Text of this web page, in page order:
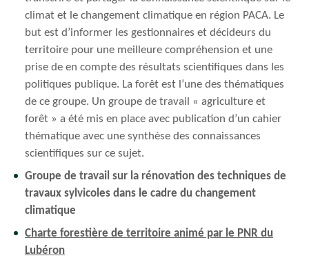
climat et le changement climatique en région PACA. Le
but est d’informer les gestionnaires et décideurs du
territoire pour une meilleure compréhension et une
prise de en compte des résultats scientifiques dans les
politiques publique. La forêt est l’une des thématiques
de ce groupe. Un groupe de travail « agriculture et
forêt » a été mis en place avec publication d’un cahier
thématique avec une synthèse des connaissances
scientifiques sur ce sujet.
Groupe de travail sur la rénovation des techniques de
travaux sylvicoles dans le cadre du changement
climatique
Charte forestière de territoire animé par le PNR du
Lubéron